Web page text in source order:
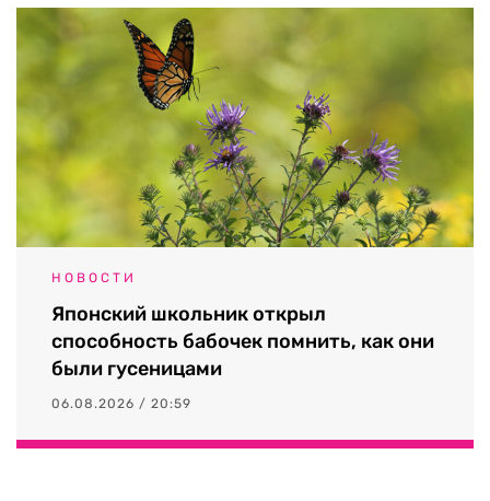
НОВОСТИ
Японский школьник открыл
способность бабочек помнить, как они
были гусеницами
06.08.2026 / 20:59